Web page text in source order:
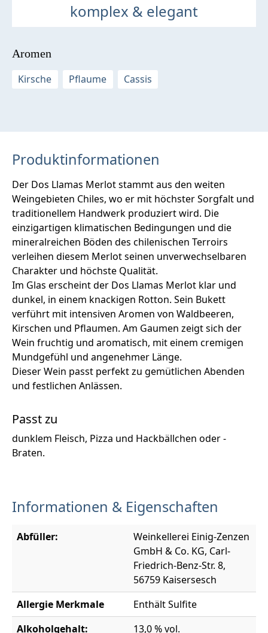
komplex & elegant
Aromen
Kirsche
Pflaume Cassis
Produktinformationen
Der Dos Llamas Merlot stammt aus den weiten
Weingebieten Chiles, wo er mit höchster Sorgfalt und
traditionellem Handwerk produziert wird. Die
einzigartigen klimatischen Bedingungen und die
mineralreichen Böden des chilenischen Terroirs
verleihen diesem Merlot seinen unverwechselbaren
Charakter und höchste Qualität.
Im Glas erscheint der Dos Llamas Merlot klar und
dunkel, in einem knackigen Rotton. Sein Bukett
verführt mit intensiven Aromen von Waldbeeren,
Kirschen und Pflaumen. Am Gaumen zeigt sich der
Wein fruchtig und aromatisch, mit einem cremigen
Mundgefühl und angenehmer Länge.
Dieser Wein passt perfekt zu gemütlichen Abenden
und festlichen Anlässen.
Passt zu
dunklem Fleisch, Pizza und Hackbällchen oder -
Braten.
Informationen & Eigenschaften
Abfüller:
Weinkellerei Einig-Zenzen
GmbH & Co. KG, Carl-
Friedrich-Benz-Str. 8,
56759 Kaisersesch
Allergie Merkmale
Enthält Sulfite
Alkoholgehalt:
13,0 % vol.